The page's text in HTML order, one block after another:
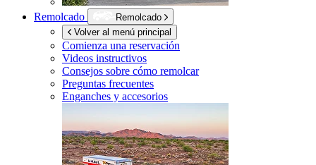
Remolcado
Remolcado
Volver al menú principal
Comienza una reservación
Videos instructivos
Consejos sobre cómo remolcar
Preguntas frecuentes
Enganches y accesorios